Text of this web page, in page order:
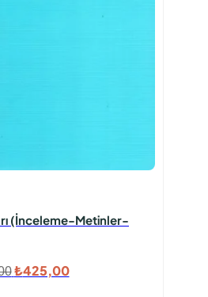
(İnceleme-Metinler-
Orijinal
₺425,00Şu